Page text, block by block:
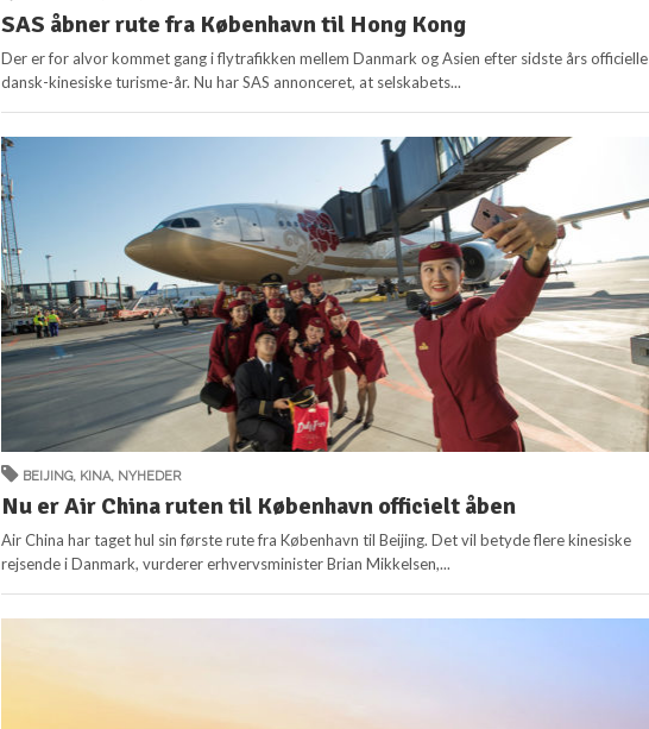
SAS åbner rute fra København til Hong Kong
Der er for alvor kommet gang i flytrafikken mellem Danmark og Asien efter sidste års officielle
dansk-kinesiske turisme-år. Nu har SAS annonceret, at selskabets...
BEIJING, KINA, NYHEDER
Nu er Air China ruten til København officielt åben
Air China har taget hul sin første rute fra København til Beijing. Det vil betyde flere kinesiske
rejsende i Danmark, vurderer erhvervsminister Brian Mikkelsen,...